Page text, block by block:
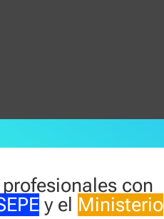
con
y el Ministerio